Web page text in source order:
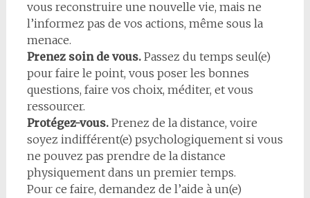
vous reconstruire une nouvelle vie, mais ne
l’informez pas de vos actions, même sous la
menace.
Prenez soin de vous.Passez du temps seul(e)
pour faire le point, vous poser les bonnes
questions, faire vos choix, méditer, et vous
ressourcer.
Protégez-vous.Prenez de la distance, voire
soyez indifférent(e) psychologiquement si vous
ne pouvez pas prendre de la distance
physiquement dans un premier temps.
Pour ce faire, demandez de l’aide à un(e)